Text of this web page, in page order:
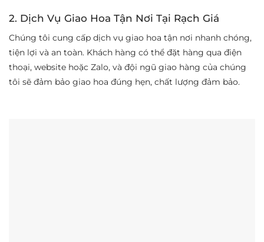
2. Dịch Vụ Giao Hoa Tận Nơi Tại Rạch Giá
Chúng tôi cung cấp dịch vụ giao hoa tận nơi nhanh chóng,
tiện lợi và an toàn. Khách hàng có thể đặt hàng qua điện
thoại, website hoặc Zalo, và đội ngũ giao hàng của chúng
tôi sẽ đảm bảo giao hoa đúng hẹn, chất lượng đảm bảo.